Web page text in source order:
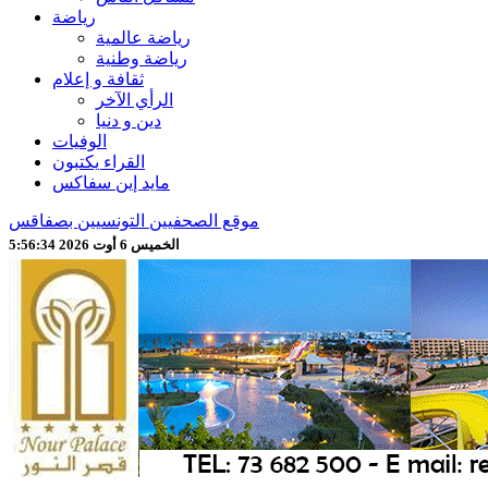
رياضة
رياضة عالمية
رياضة وطنية
ثقافة و إعلام
الرأي الآخر
دين و دنيا
الوفيات
القراء يكتبون
مايد إين سفاكس
موقع الصحفيين التونسيين بصفاقس
الخميس 6 أوت 2026 5:56:36